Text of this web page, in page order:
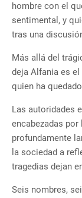
hombre con el
sentimental, y
tras una
Más allá del
deja Alfania es el
quien ha
Las autoridades
encabezadas
profundamente
la sociedad a
tragedias dejan
Seis nombres,